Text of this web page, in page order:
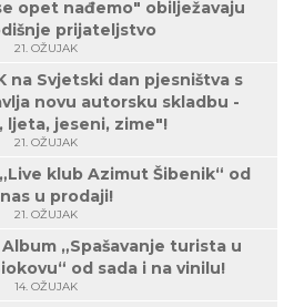
opet nađemo" obilježavaju
prijateljstvo
21. OŽUJAK
na Svjetski dan pjesništva s
novu autorsku skladbu -
ljeta, jeseni, zime"!
21. OŽUJAK
klub Azimut Šibenik“ od
u prodaji!
21. OŽUJAK
Album „Spašavanje turista u
od sada i na vinilu!
14. OŽUJAK